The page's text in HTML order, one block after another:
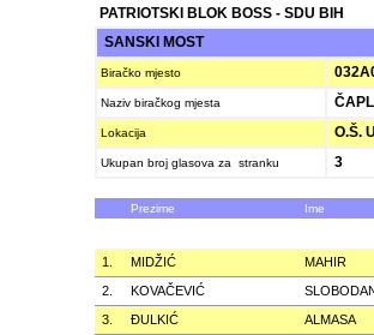
PATRIOTSKI BLOK BOSS - SDU BIH
SANSKI MOST
Biračko mjesto
Naziv biračkog mjesta
Lokacija O.Š.
Ukupan broj glasova za stranku 3
Prezime Ime
1. MIDŽIĆ
MAHIR
2.
KOVAČEVIĆ
3.
ÐULKIĆ ALMASA